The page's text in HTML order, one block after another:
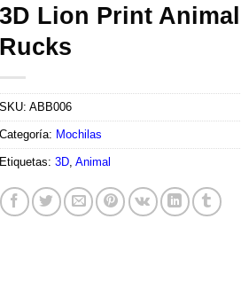
3D Lion Print
Rucks
SKU: ABB006
Categoría: Mochilas
Etiquetas: 3D, Animal